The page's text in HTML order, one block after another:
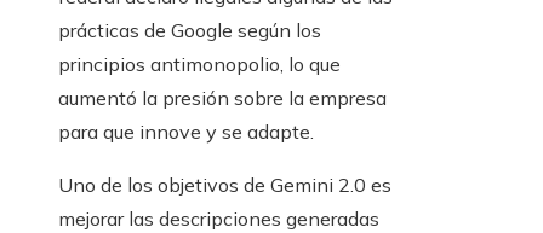
prácticas de Google según los
principios antimonopolio, lo que
aumentó la presión sobre la empresa
para que innove y se adapte.
Uno de los objetivos de Gemini 2.0 es
mejorar las descripciones generadas